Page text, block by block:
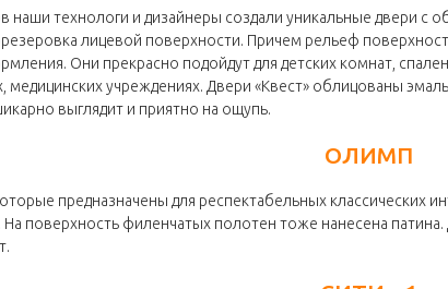
наши технологи и дизайнеры создали уникальные двери
лицевой поверхности. Причем рельеф
Они прекрасно подойдут для детских комнат,
учреждениях. Двери «Квест» облицованы
выглядит и приятно на ощупь.
ОЛИМП
предназначены для респектабельных классических
На поверхность филенчатых полотен тоже нанесена